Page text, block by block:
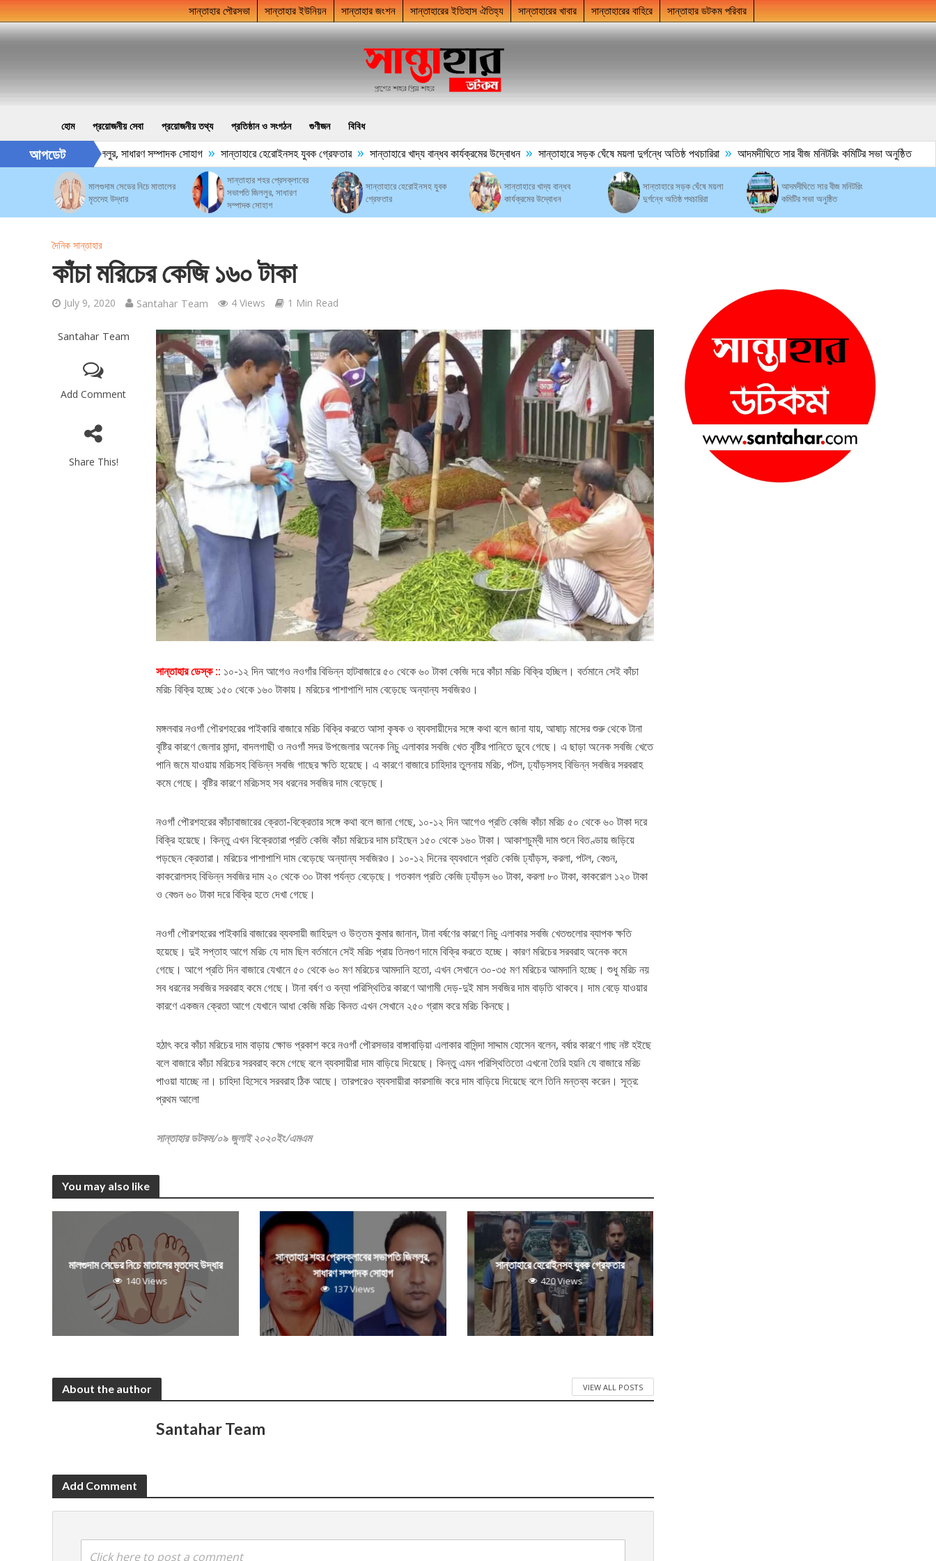
সান্তাহার পৌরসভা সান্তাহার ইউনিয়ন সান্তাহার জংশন সান্তাহারের ইতিহাস ঐতিহ্য সান্তাহারের খাবার সান্তাহারের বাহিরে সান্তাহার ডটকম পরিবার
হোম প্রয়োজনীয় সেবা প্রয়োজনীয় তথ্য প্রতিষ্ঠান ও সংগঠন গুণীজন বিবিধ
আপডেট
সভাপতি জিললুর, সাধারণ সম্পাদক সোহাগ » সান্তাহারে হেরোইনসহ যুবক গ্রেফতার » সান্তাহারে খাদ্য বান্ধব কার্যক্রমের উদ্বোধন » সান্তাহারে সড়ক ঘেঁষে ময়লা দুর্গন্ধে অতিষ্ঠ পথচারিরা » আদমদীঘিতে সার বীজ মনিটরিং কমিটির সভা অনুষ্ঠিত
মালগুদাম সেডের নিচে মাতালের
মৃতদেহ উদ্ধার
সান্তাহার শহর প্রেসক্লাবের
সভাপতি জিললুর, সাধারণ
সম্পাদক সোহাগ
সান্তাহারে হেরোইনসহ যুবক
গ্রেফতার
সান্তাহারে খাদ্য বান্ধব
কার্যক্রমের উদ্বোধন
সান্তাহারে সড়ক ঘেঁষে ময়লা
দুর্গন্ধে অতিষ্ঠ পথচারিরা
আদমদীঘিতে সার বীজ মনিটরিং
কমিটির সভা অনুষ্ঠিত
দৈনিক সান্তাহার
কাঁচা মরিচের কেজি ১৬০ টাকা
July 9, 2020 Santahar Team 4 Views 1 Min Read
Santahar Team
Add Comment
Share This!
সান্তাহার ডেস্ক :: ১০-১২ দিন আগেও নওগাঁর বিভিন্ন হাটবাজারে ৫০ থেকে ৬০ টাকা কেজি দরে কাঁচা মরিচ বিক্রি হচ্ছিল। বর্তমানে সেই কাঁচা
মরিচ বিক্রি হচ্ছে ১৫০ থেকে ১৬০ টাকায়। মরিচের পাশাপাশি দাম বেড়েছে অন্যান্য সবজিরও।
মঙ্গলবার নওগাঁ পৌরশহরের পাইকারি বাজারে মরিচ বিক্রি করতে আসা কৃষক ও ব্যবসায়ীদের সঙ্গে কথা বলে জানা যায়, আষাঢ় মাসের শুরু থেকে টানা
বৃষ্টির কারণে জেলার মান্দা, বাদলগাছী ও নওগাঁ সদর উপজেলার অনেক নিচু এলাকার সবজি খেত বৃষ্টির পানিতে ডুবে গেছে। এ ছাড়া অনেক সবজি খেতে
পানি জমে যাওয়ায় মরিচসহ বিভিন্ন সবজি গাছের ক্ষতি হয়েছে। এ কারণে বাজারে চাহিদার তুলনায় মরিচ, পটল, ঢ্যাঁড়সসহ বিভিন্ন সবজির সরবরাহ
কমে গেছে। বৃষ্টির কারণে মরিচসহ সব ধরনের সবজির দাম বেড়েছে।
নওগাঁ পৌরশহরের কাঁচাবাজারের ক্রেতা-বিক্রেতার সঙ্গে কথা বলে জানা গেছে, ১০-১২ দিন আগেও প্রতি কেজি কাঁচা মরিচ ৫০ থেকে ৬০ টাকা দরে
বিক্রি হয়েছে। কিন্তু এখন বিক্রেতারা প্রতি কেজি কাঁচা মরিচের দাম চাইছেন ১৫০ থেকে ১৬০ টাকা। আকাশচুম্বী দাম শুনে বিতণ্ডায় জড়িয়ে
পড়ছেন ক্রেতারা। মরিচের পাশাপাশি দাম বেড়েছে অন্যান্য সবজিরও। ১০-১২ দিনের ব্যবধানে প্রতি কেজি ঢ্যাঁড়স, করলা, পটল, বেগুন,
কাকরোলসহ বিভিন্ন সবজির দাম ২০ থেকে ৩০ টাকা পর্যন্ত বেড়েছে। গতকাল প্রতি কেজি ঢ্যাঁড়স ৬০ টাকা, করলা ৮০ টাকা, কাকরোল ১২০ টাকা
ও বেগুন ৬০ টাকা দরে বিক্রি হতে দেখা গেছে।
নওগাঁ পৌরশহরের পাইকারি বাজারের ব্যবসায়ী জাহিদুল ও উত্তম কুমার জানান, টানা বর্ষণের কারণে নিচু এলাকার সবজি খেতগুলোর ব্যাপক ক্ষতি
হয়েছে। দুই সপ্তাহ আগে মরিচ যে দাম ছিল বর্তমানে সেই মরিচ প্রায় তিনগুণ দামে বিক্রি করতে হচ্ছে। কারণ মরিচের সরবরাহ অনেক কমে
গেছে। আগে প্রতি দিন বাজারে যেখানে ৫০ থেকে ৬০ মণ মরিচের আমদানি হতো, এখন সেখানে ৩০-৩৫ মণ মরিচের আমদানি হচ্ছে। শুধু মরিচ নয়
সব ধরনের সবজির সরবরাহ কমে গেছে। টানা বর্ষণ ও বন্যা পরিস্থিতির কারণে আগামী দেড়-দুই মাস সবজির দাম বাড়তি থাকবে। দাম বেড়ে যাওয়ার
কারণে একজন ক্রেতা আগে যেখানে আধা কেজি মরিচ কিনত এখন সেখানে ২৫০ গ্রাম করে মরিচ কিনছে।
হঠাৎ করে কাঁচা মরিচের দাম বাড়ায় ক্ষোভ প্রকাশ করে নওগাঁ পৌরসভার বাঙ্গাবাড়িয়া এলাকার বাসিন্দা সাদ্দাম হোসেন বলেন, বর্ষার কারণে গাছ নষ্ট হইছে
বলে বাজারে কাঁচা মরিচের সরবরাহ কমে গেছে বলে ব্যবসায়ীরা দাম বাড়িয়ে দিয়েছে। কিন্তু এমন পরিস্থিতিতো এখনো তৈরি হয়নি যে বাজারে মরিচ
পাওয়া যাচ্ছে না। চাহিদা হিসেবে সরবরাহ ঠিক আছে। তারপরেও ব্যবসায়ীরা কারসাজি করে দাম বাড়িয়ে দিয়েছে বলে তিনি মন্তব্য করেন। সূত্র:
প্রথম আলো
সান্তাহার ডটকম/০৯ জুলাই ২০২০ইং/এমএম
You may also like
মালগুদাম সেডের নিচে মাতালের মৃতদেহ উদ্ধার
140 Views
সান্তাহার শহর প্রেসক্লাবের সভাপতি জিললুর,
সাধারণ সম্পাদক সোহাগ
137 Views
সান্তাহারে হেরোইনসহ যুবক গ্রেফতার
420 Views
About the author VIEW ALL POSTS
Santahar Team
Add Comment
Click here to post a comment